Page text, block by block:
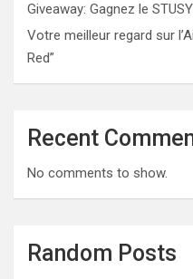
Giveaway: Gagnez le
Votre meilleur regard sur
Red”
Recent
No comments to show.
Random Posts